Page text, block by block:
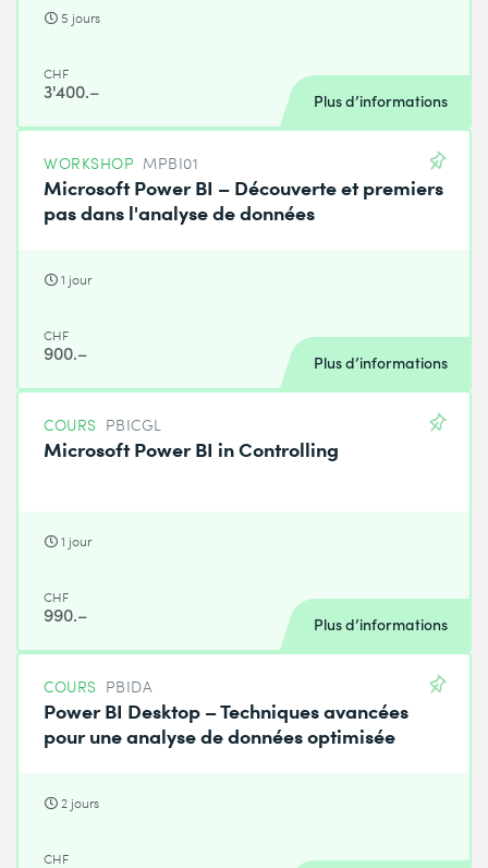
5 jours
CHF
3'400.– Plus d’informations
WORKSHOP MPBI01
Microsoft Power BI – Découverte et premiers
pas dans l'analyse de données
1 jour
CHF
900.– Plus d’informations
COURS PBICGL
Microsoft Power BI in Controlling
1 jour
CHF
990.– Plus d’informations
COURS PBIDA
Power BI Desktop – Techniques avancées
pour une analyse de données optimisée
2 jours
CHF